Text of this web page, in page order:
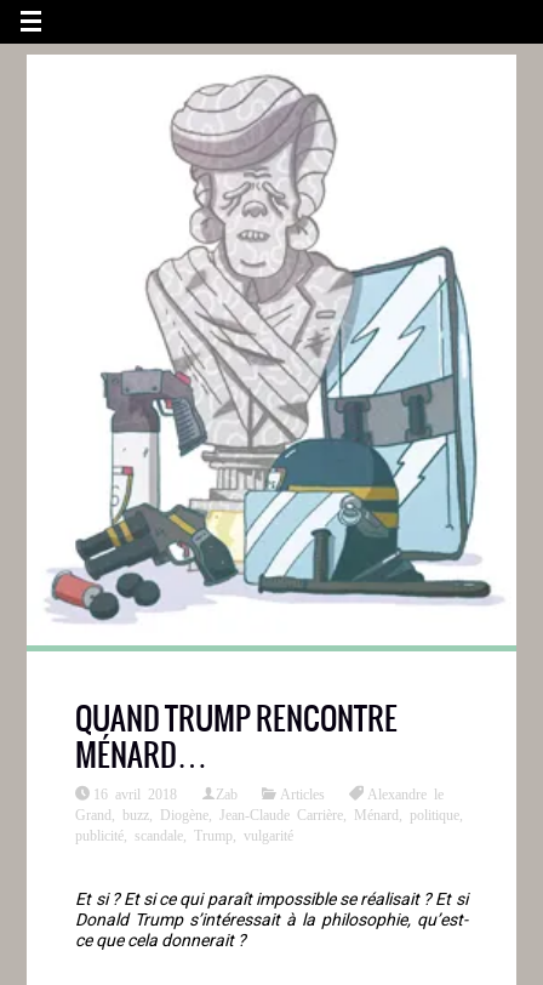
QUAND TRUMP RENCONTRE
MÉNARD…
16 avril 2018 Zab Articles
Alexandre le
Grand
,buzz Diogène Jean-Claude Carrière Ménard politique
publicité
scandale ,Trump ,vulgarité
Et si ? Et si ce qui paraît impossible se réalisait ? Et si
Donald Trump s’intéressait à la philosophie, qu’est-
ce que cela donnerait ?